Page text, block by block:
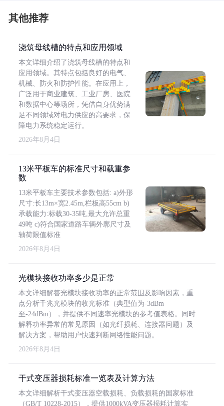
其他推荐
浇筑母线槽的特点和应用领域
本文详细介绍了浇筑母线槽的特点和
应用领域。其特点包括良好的电气、
机械、防火和防护性能。在应用上，
广泛用于商业建筑、工业厂房、医院
和数据中心等场所，凭借自身优势满
足不同领域对电力供应的高要求，保
障电力系统稳定运行。
2026年8月4日
13米平板车的标准尺寸和载重参
数
13米平板车主要技术参数包括: a)外形
尺寸:长13m×宽2.45m,栏板高55cm b)
承载能力:标载30-35吨,最大允许总重
49吨 c)符合国家道路车辆外廓尺寸及
轴荷限值标准
2026年8月4日
光模块接收功率多少是正常
本文详细解答光模块接收功率的正常范围及影响因素，重
点分析千兆光模块的收光标准（典型值为-3dBm
至-24dBm），并提供不同速率光模块的参考值表格。同时
解释功率异常的常见原因（如光纤损耗、连接器问题）及
解决方案，帮助用户快速判断网络性能问题。
2026年8月4日
干式变压器损耗标准一览表及计算方法
本文详细解析干式变压器空载损耗、负载损耗的国家标准
（GB/T 10228-2015），提供1000kVA变压器损耗计算实